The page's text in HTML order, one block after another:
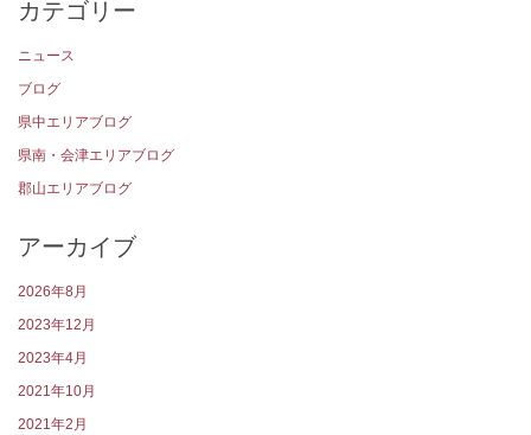
カテゴリー
ニュース
ブログ
県中エリアブログ
県南・会津エリアブログ
郡山エリアブログ
アーカイブ
2026年8月
2023年12月
2023年4月
2021年10月
2021年2月